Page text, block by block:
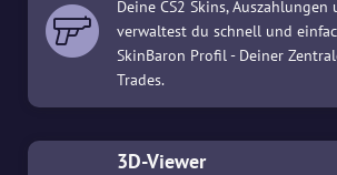
Deine CS2 Skins, Auszahlungen
verwaltest du schnell und
SkinBaron Profil - Deiner
Trades.
3D-Viewer